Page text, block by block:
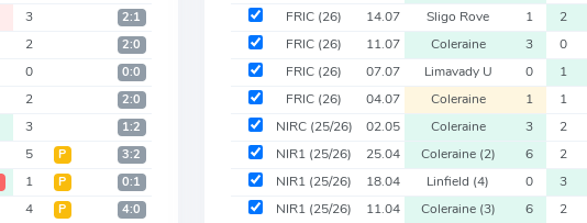
3 2:1
2 2:0
0 0:0
2 2:0
3 1:2
5 Р 3:2
1 Р 0:1
4 Р 4:0
FRIC (26) 14.07 Sligo Rove 1 2
FRIC (26) 11.07 Coleraine 3 0
FRIC (26) 07.07 Limavady U 0 1
FRIC (26) 04.07 Coleraine 1 1
NIRC (25/26) 02.05 Coleraine 3 2
NIR1 (25/26) 25.04 Coleraine (2) 6 2
NIR1 (25/26) 18.04 Linfield (4) 0 3
NIR1 (25/26) 11.04 Coleraine (3) 6 2